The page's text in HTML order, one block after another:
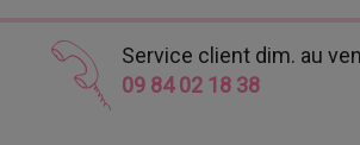
Service client dim. au
09 84 02 18 38